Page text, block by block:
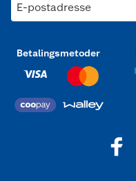
E-postadresse
Betalingsmetoder